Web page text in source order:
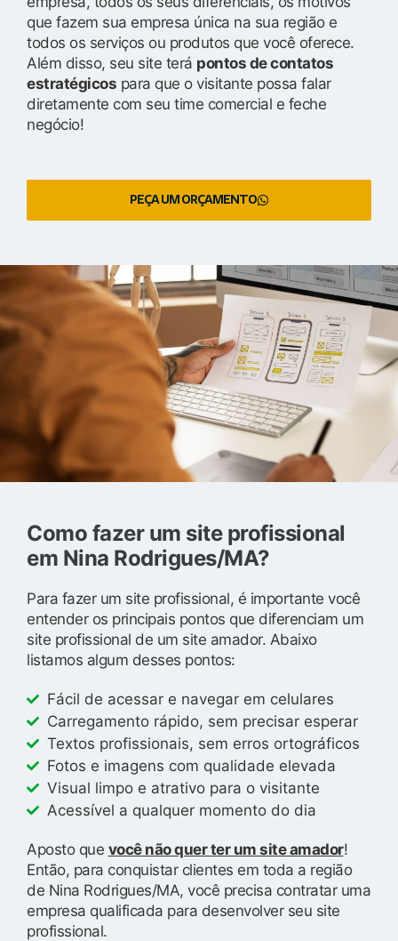
que fazem sua empresa única na sua região e
todos os serviços ou produtos que você oferece.
Além disso, seu site terá pontos de contatos
estratégicos para que o visitante possa falar
diretamente com seu time comercial e feche
negócio!
PEÇA UM ORÇAMENTO
Como fazer um site profissional
em Nina Rodrigues/MA?
Para fazer um site profissional, é importante você
entender os principais pontos que diferenciam um
site profissional de um site amador. Abaixo
listamos algum desses pontos:
Fácil de acessar e navegar em celulares
Carregamento rápido, sem precisar esperar
Textos profissionais, sem erros ortográficos
Fotos e imagens com qualidade elevada
Visual limpo e atrativo para o visitante
Acessível a qualquer momento do dia
Aposto que você não quer ter um site amador!
Então, para conquistar clientes em toda a região
de Nina Rodrigues/MA, você precisa contratar uma
empresa qualificada para desenvolver seu site
profissional.